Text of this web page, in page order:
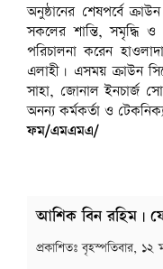
অনুষ্ঠানের শেষপর্বে
সকলের শান্তি, সমৃদ্ধি
পরিচালনা করেন
এলাহী। এসময় ক্রাউন
সাহা, জোনাল ইনচার্জ
অনন্য কর্মকর্তা ও
ফম/এমএমএ/
আশিক বিন রহিম |
প্রকাশিতঃবৃহস্পতিবার, ১২